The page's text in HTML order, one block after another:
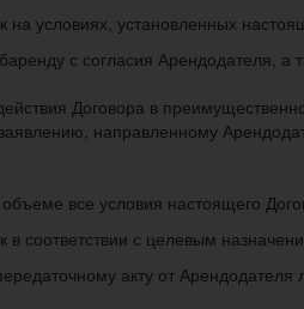
на условиях, установленных
с согласия Арендодателя,
Договора в
направленному
все условия настоящего
в соответствии с целевым
акту от Арендодателя